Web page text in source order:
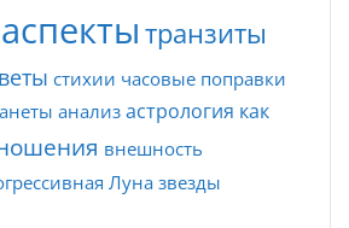
аспекты транзиты
стихии часовые поправки
анализ астрология как
внешность
Луна звезды